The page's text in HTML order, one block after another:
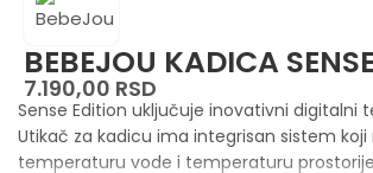
BEBEJOU KADICA
7.190,00 RSD
Sense Edition uključuje inovativni digitalni
Utikač za kadicu ima integrisan sistem koji
temperaturu vode i temperaturu